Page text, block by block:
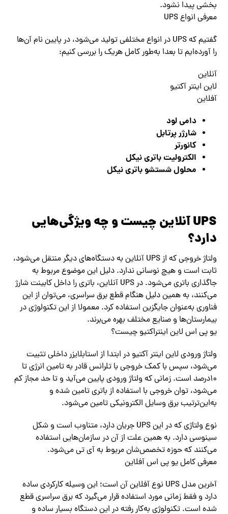
بخشی پیدا نشود.
معرفی انواع UPS
گفتیم که UPS در انواع مختلفی تولید می‌شود، در پایین نام آن‌ها
را آورده‌ایم تا بعدا به‌طور کامل هریک را بررسی کنیم:
آنلاین
لاین اینتر آکتیو
آفلاین
دامی لود
شارژر پرتابل
کانورتر
الکترولیت باتری نیکل
محلول شستشو باتری نیکل
UPS آنلاین چیست و چه ویژگی‌هایی
دارد؟
ولتاژ خروجی که از UPS آنلاین به دستگاه‌های دیگر منتقل می‌شود،
ثابت است و هیچ نوسانی ندارد. دلیل این موضوع مربوط به
جاگذاری باتری می‌شود. در UPS آنلاین، باتری را داخل کابینت شارژ
می‌کنند، به همین دلیل هنگام قطع برق سراسری، می‌توان از این
فناوری به‌عنوان جایگزین استفاده کرد. معمولا از این تکنولوژی در
بیمارستان‌ها و صنایع مختلف بهره می‌برند.
یو پی اس لاین اینتراکتیو چیست؟
ولتاژ ورودی لاین اینتر آکتیو در ابتدا از استابلایزر داخلی تثبیت
می‌شود، سپس با کمک خروجی با تلرانس قادر به تامین انرژی تا
۱۰درصد است. زمانی که ولتاژ ورودی پایین می‌آید و تا حد مجاز کم
می‌شود، توان خروجی با استفاده از باتری تامین شده و
به‌این‌ترتیب برق وسایل الکترونیکی تامین می‌شود.
نوع ولتاژی که در این UPS جریان دارد، متناوب است و شکل
سینوسی دارد. به همین علت از آن در سازمان‌هایی استفاده
می‌کنند که حوزه تخصص‌شان مربوط به آی تی می‌شود.
معرفی کامل یو پی اس آفلاین
آخرین مدل UPS نوع آفلاین آن است؛ این وسیله کارکردی ساده
دارد و فقط زمانی مورد استفاده قرار می‌گیرد که برق سراسری قطع
شده است. تکنولوژی به‌کار رفته در این دستگاه بسیار ساده و